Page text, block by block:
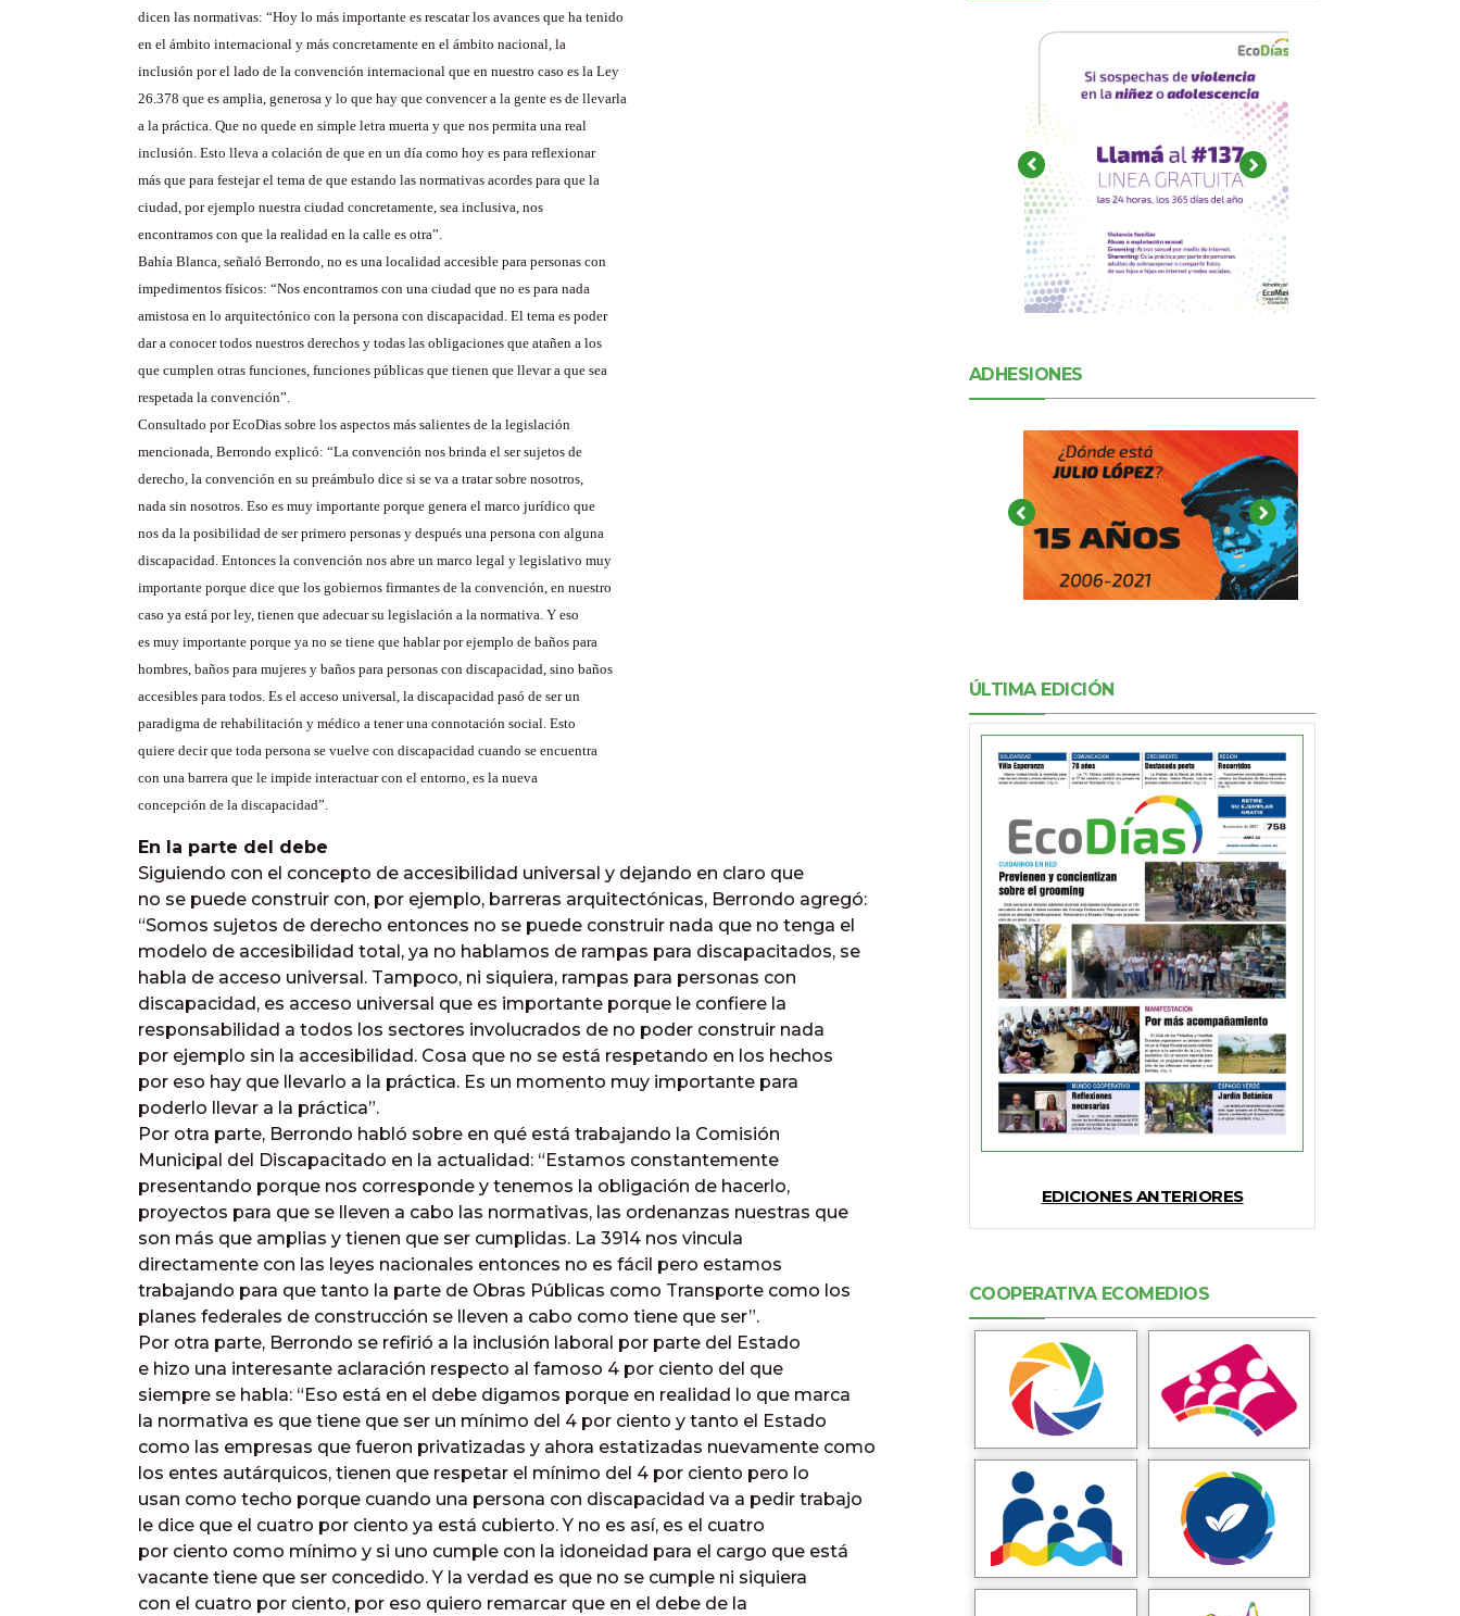
dicen las normativas: “Hoy lo más importante es rescatar los avances que ha tenido
en el ámbito internacional y más concretamente en el ámbito nacional, la
inclusión por el lado de la convención internacional que en nuestro caso es la Ley
26.378 que es amplia, generosa y lo que hay que convencer a la gente es de llevarla
a la práctica. Que no quede en simple letra muerta y que nos permita una real
inclusión. Esto lleva a colación de que en un día como hoy es para reflexionar
más que para festejar el tema de que estando las normativas acordes para que la
ciudad, por ejemplo nuestra ciudad concretamente, sea inclusiva, nos
encontramos con que la realidad en la calle es otra”.
Bahía Blanca, señaló Berrondo, no es una localidad accesible para personas con
impedimentos físicos: “Nos encontramos con una ciudad que no es para nada
amistosa en lo arquitectónico con la persona con discapacidad. El tema es poder
dar a conocer todos nuestros derechos y todas las obligaciones que atañen a los
que cumplen otras funciones, funciones públicas que tienen que llevar a que sea
respetada la convención”.
Consultado por EcoDias sobre los aspectos más salientes de la legislación
mencionada, Berrondo explicó: “La convención nos brinda el ser sujetos de
derecho, la convención en su preámbulo dice si se va a tratar sobre nosotros,
nada sin nosotros. Eso es muy importante porque genera el marco jurídico que
nos da la posibilidad de ser primero personas y después una persona con alguna
discapacidad. Entonces la convención nos abre un marco legal y legislativo muy
importante porque dice que los gobiernos firmantes de la convención, en nuestro
caso ya está por ley, tienen que adecuar su legislación a la normativa. Y eso
es muy importante porque ya no se tiene que hablar por ejemplo de baños para
hombres, baños para mujeres y baños para personas con discapacidad, sino baños
accesibles para todos. Es el acceso universal, la discapacidad pasó de ser un
paradigma de rehabilitación y médico a tener una connotación social. Esto
quiere decir que toda persona se vuelve con discapacidad cuando se encuentra
con una barrera que le impide interactuar con el entorno, es la nueva
concepción de la discapacidad”.
En la parte del debe
Siguiendo con el concepto de accesibilidad universal y dejando en claro que
no se puede construir con, por ejemplo, barreras arquitectónicas, Berrondo agregó:
“Somos sujetos de derecho entonces no se puede construir nada que no tenga el
modelo de accesibilidad total, ya no hablamos de rampas para discapacitados, se
habla de acceso universal. Tampoco, ni siquiera, rampas para personas con
discapacidad, es acceso universal que es importante porque le confiere la
responsabilidad a todos los sectores involucrados de no poder construir nada
por ejemplo sin la accesibilidad. Cosa que no se está respetando en los hechos
por eso hay que llevarlo a la práctica. Es un momento muy importante para
poderlo llevar a la práctica”.
Por otra parte, Berrondo habló sobre en qué está trabajando la Comisión
Municipal del Discapacitado en la actualidad: “Estamos constantemente
presentando porque nos corresponde y tenemos la obligación de hacerlo,
proyectos para que se lleven a cabo las normativas, las ordenanzas nuestras que
son más que amplias y tienen que ser cumplidas. La 3914 nos vincula
directamente con las leyes nacionales entonces no es fácil pero estamos
trabajando para que tanto la parte de Obras Públicas como Transporte como los
planes federales de construcción se lleven a cabo como tiene que ser”.
Por otra parte, Berrondo se refirió a la inclusión laboral por parte del Estado
e hizo una interesante aclaración respecto al famoso 4 por ciento del que
siempre se habla: “Eso está en el debe digamos porque en realidad lo que marca
la normativa es que tiene que ser un mínimo del 4 por ciento y tanto el Estado
como las empresas que fueron privatizadas y ahora estatizadas nuevamente como
los entes autárquicos, tienen que respetar el mínimo del 4 por ciento pero lo
usan como techo porque cuando una persona con discapacidad va a pedir trabajo
le dice que el cuatro por ciento ya está cubierto. Y no es así, es el cuatro
por ciento como mínimo y si uno cumple con la idoneidad para el cargo que está
vacante tiene que ser concedido. Y la verdad es que no se cumple ni siquiera
con el cuatro por ciento, por eso quiero remarcar que en el debe de la
ADHESIONES
ÚLTIMA EDICIÓN
EDICIONES ANTERIORES
COOPERATIVA ECOMEDIOS